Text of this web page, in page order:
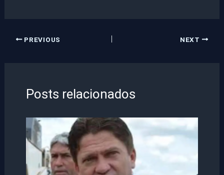
PREVIOUS NEXT
Posts relacionados